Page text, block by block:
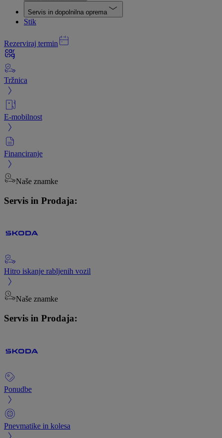
Servis in dopolnilna oprema
Stik
Rezerviraj termin
Tržnica
E-mobilnost
Financiranje
Naše znamke
Servis in Prodaja:
Hitro iskanje rabljenih vozil
Naše znamke
Servis in Prodaja:
Ponudbe
Pnevmatike in kolesa